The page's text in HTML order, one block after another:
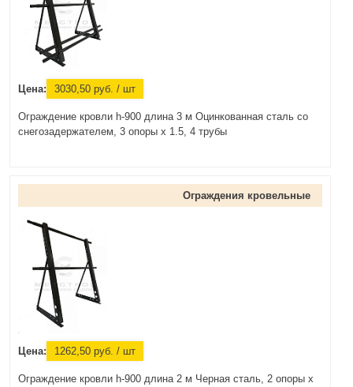
Цена: 3030,50 руб. / шт
Ограждение кровли h-900 длина 3 м Оцинкованная сталь со
снегозадержателем, 3 опоры х 1.5, 4 трубы
Ограждения кровельные
Цена: 1262,50 руб. / шт
Ограждение кровли h-900 длина 2 м Черная сталь, 2 опоры х